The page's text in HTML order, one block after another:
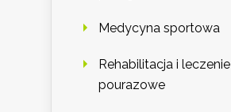
Medycyna sportowa
Rehabilitacja i leczenie
pourazowe